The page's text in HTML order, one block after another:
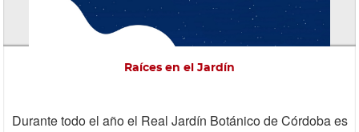
Raíces en el Jardín
Durante todo el año el Real Jardín Botánico de Córdoba es